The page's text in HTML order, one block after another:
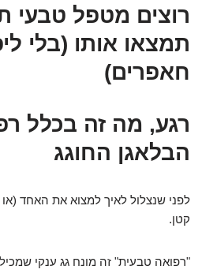
רוצים מטפל טבעי
תמצאו אותו (בלי
חאפרים)
רגע, מה זה בכלל
הבלאגן החוגג
לפני שנצלול לאיך למצוא את האחד
קטן.
"רפואה טבעית" זה מונח גג ענקי